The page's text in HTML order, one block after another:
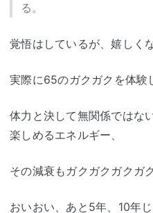
る。
覚悟はしているが、嬉しくな
実際に65のガクガクを体験
体力と決して無関係ではな
楽しめるエネルギー、
その減衰もガクガクガクガ
おいおい、あと5年、10年